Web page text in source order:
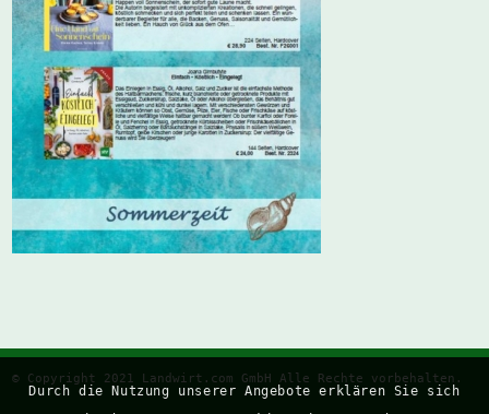
© Copyright 2021 Landwirt.com GmbH Alle Rechte vorbehalten.
Durch die Nutzung unserer Angebote erklären Sie sich